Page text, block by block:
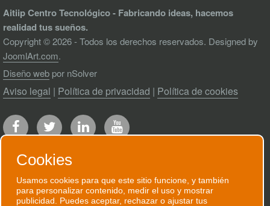
Aitiip Centro Tecnológico - Fabricando ideas, hacemos
realidad tus sueños.
Copyright © 2026 - Todos los derechos reservados. Designed by
JoomlArt.com.
Diseño web por nSolver
Aviso legal | Política de privacidad | Política de cookies
RECIBE NUESTRO BOLETÍN
Cookies
Usamos cookies para que este sitio funcione, y también
para personalizar contenido, medir el uso y mostrar
publicidad. Puedes aceptar, rechazar o ajustar tus